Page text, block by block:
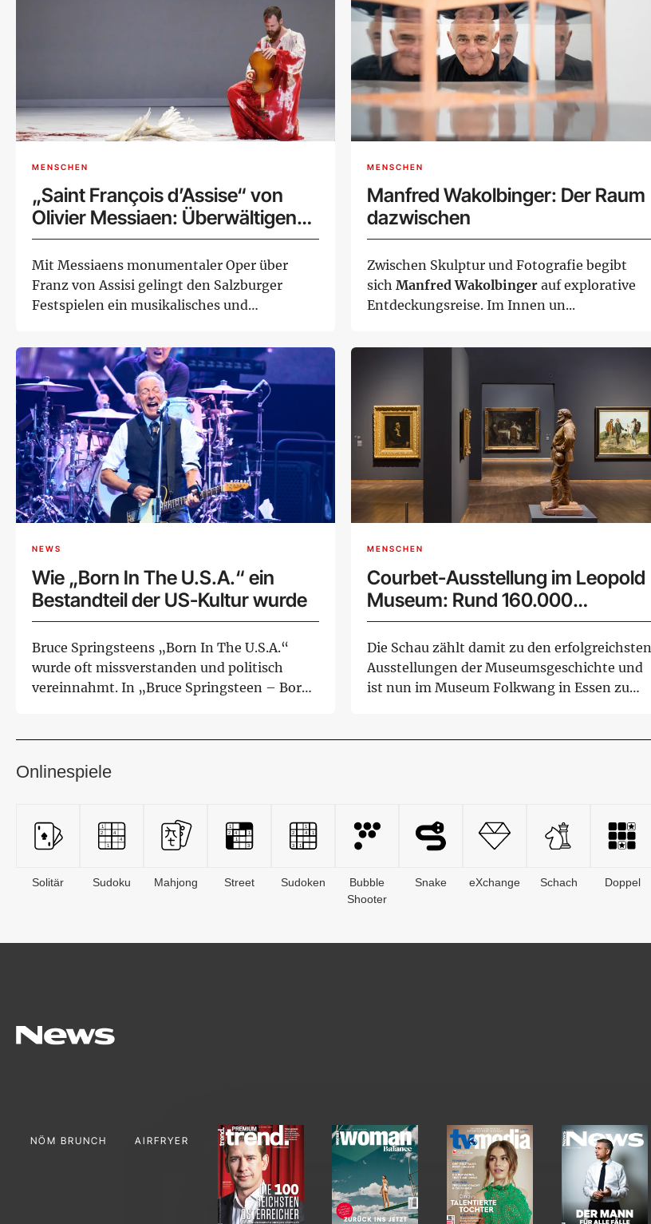
MENSCHEN
„Saint François d’Assise“ von
Olivier Messiaen: Überwältigende
Hommage an den Schöpfer eines
Meisterwerks
Mit Messiaens monumentaler Oper über
Franz von Assisi gelingt den Salzburger
Festspielen ein musikalisches und
MENSCHEN
Manfred Wakolbinger: Der Raum
dazwischen
Zwischen Skulptur und Fotografie begibt
sich Manfred Wakolbinger auf explorative
Entdeckungsreise. Im Innen un...
NEWS
Wie „Born In The U.S.A.“ ein
Bestandteil der US-Kultur wurde
Bruce Springsteens „Born In The U.S.A.“
wurde oft missverstanden und politisch
vereinnahmt. In „Bruce Springsteen – Born
MENSCHEN
Courbet-Ausstellung im Leopold
Museum: Rund 160.000
Besucher bei Rekord-
Retrospektive
Die Schau zählt damit zu den erfolgreichsten
Ausstellungen der Museumsgeschichte und
ist nun im Museum Folkwang in Essen zu
Onlinespiele
Solitär Sudoku Mahjong Street Sudoken
Bubble
Shooter
Snake eXchange Schach Doppel
NÖM BRUNCH AIRFRYER